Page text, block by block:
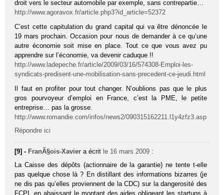
droit vers le secteur automobile par exemple, sans contrepartie…
http://www.agoravox.fr/article.php3?id_article=52372
C’est cette capitulation du grand capital qui va être dénoncée le
19 mars prochain. Occasion pour nous de demander à ce qu’une
autre économie soit mise en place. Tout ce que vous avez pu
apprendre sur l’économie, va devenir caduque !!
http://www.ladepeche.fr/article/2009/03/16/574308-Emploi-les-
syndicats-predisent-une-mobilisation-sans-precedent-ce-jeudi.html
Il faut en profiter pour tout changer. N’oublions pas que le plus
gros pourvoyeur d’emploi en France, c’est la PME, le petite
entreprise… pas la grosse.
http://www.romandie.com/infos/news2/090315162211.l1y4zfz3.asp
Répondre ici
[9] - FranÃ§ois-Xavier a écrit le 16 mars 2009 :
La Caisse des dépôts (actionnaire de la garantie) ne tente t-elle
pas quelque chose là ? En distillant des informations bizarres (je
ne dis pas qu’elles proviennent de la CDC) sur la dangerosité des
FCPI, en abaissant le montant des aides obligeant les startups à